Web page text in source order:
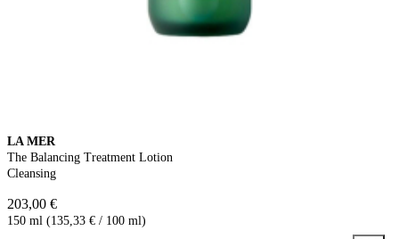
LA MER
The Balancing Treatment Lotion
Cleansing
203,00 €
150 ml (135,33 € / 100 ml)